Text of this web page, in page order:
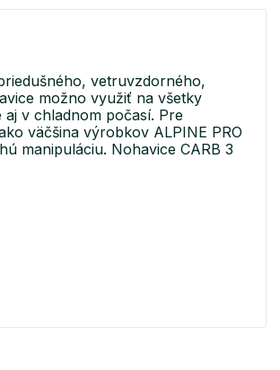
vetruvzdorného,
možno využiť na všetky
v chladnom počasí. Pre
väčšina výrobkov ALPINE PRO
manipuláciu. Nohavice CARB 3